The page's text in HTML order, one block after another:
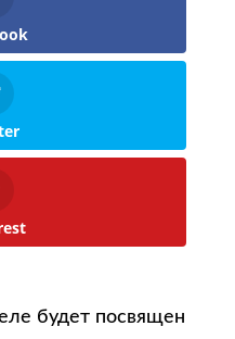
будет посвящен